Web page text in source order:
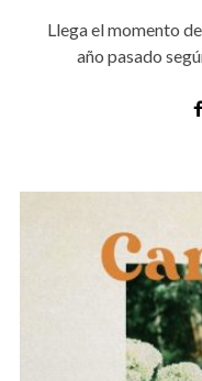
Llega el momento
año pasado